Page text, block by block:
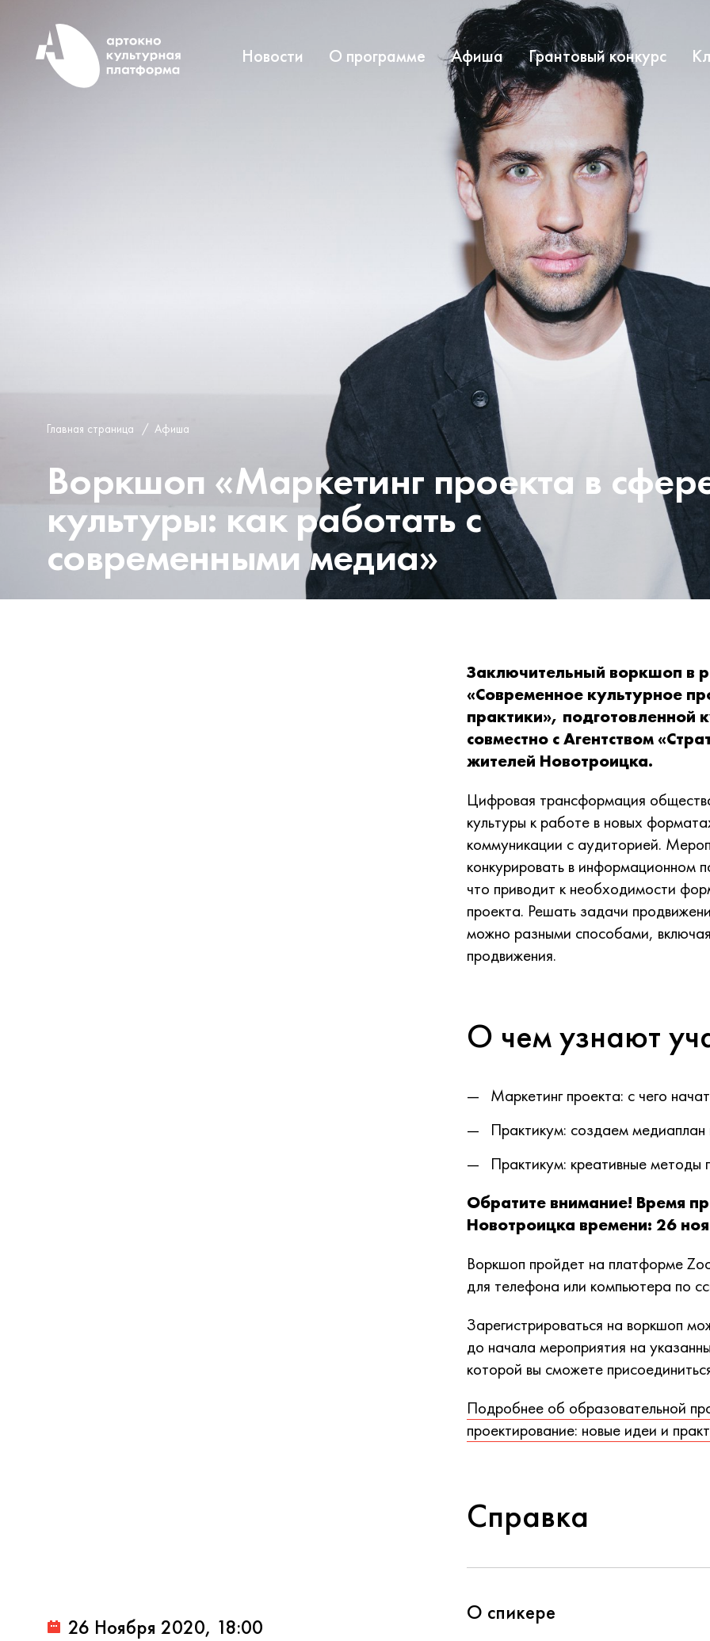
Новости О программе Афиша Грантовый конкурс
Главная страница / Афиша
Воркшоп «Маркетинг проекта в
культуры: как работать с
современными медиа»
26 Ноября 2020, 18:00
Заключительный воркшоп в
«Современное культурное
практики»,
совместно с Агентством
жителей Новотроицка.
Цифровая трансформация
культуры к работе в новых
коммуникации с аудиторией.
конкурировать в информационном
что приводит к необходимости
проекта. Решать задачи
можно разными способами,
продвижения.
О чем узнают
Маркетинг проекта: с чего
Практикум: создаем
Практикум: креативные методы
Обратите внимание! Время
Новотроицка времени: 26
Воркшоп пройдет на платформе
для телефона или компьютера по
Зарегистрироваться на воркшоп
до начала мероприятия на
которой вы сможете
Подробнее об образовательной
проектирование: новые идеи и
Справка
О спикере